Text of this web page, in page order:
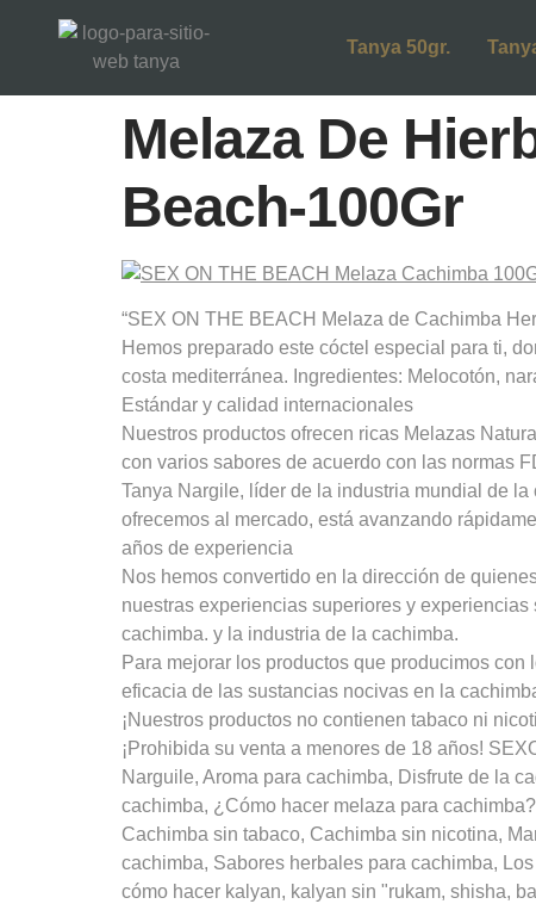
Tanya 50gr.
Melaza De
Beach-100Gr
“SEX ON THE BEACH Melaza de Cachimba
Hemos preparado este cóctel especial para ti,
costa mediterránea. Ingredientes: Melocotón,
Estándar y calidad internacionales
Nuestros productos ofrecen ricas Melazas
con varios sabores de acuerdo con las normas
Tanya Nargile, líder de la industria mundial de
ofrecemos al mercado, está avanzando
años de experiencia
Nos hemos convertido en la dirección de
nuestras experiencias superiores y
cachimba. y la industria de la cachimba.
Para mejorar los productos que producimos
eficacia de las sustancias nocivas en la
¡Nuestros productos no contienen tabaco ni
¡Prohibida su venta a menores de 18 años!
Narguile, Aroma para cachimba, Disfrute de la
cachimba, ¿Cómo hacer melaza para
Cachimba sin tabaco, Cachimba sin nicotina,
cachimba, Sabores herbales para cachimba,
cómo hacer kalyan, kalyan sin "rukam, shisha,